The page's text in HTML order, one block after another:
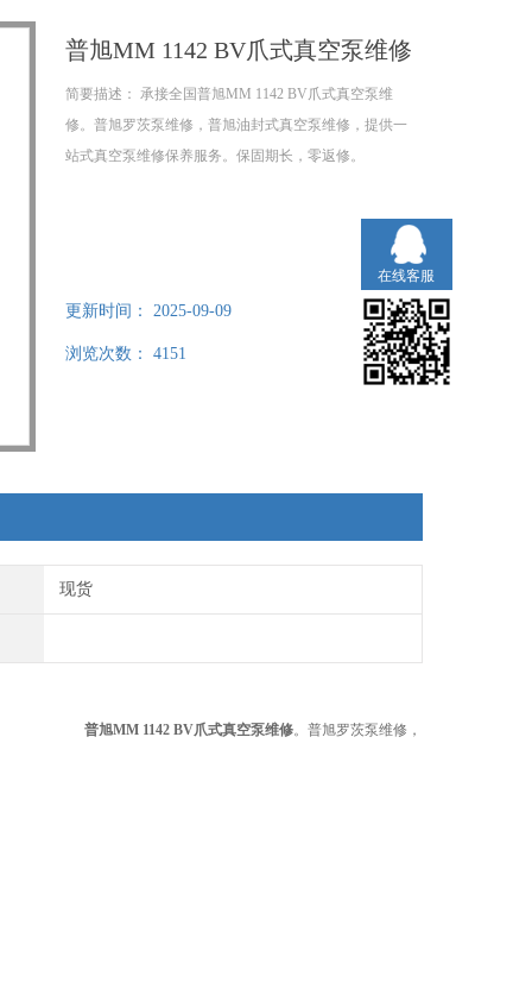
普旭MM 1142 BV爪式真空泵维修
简要描述： 承接全国普旭MM 1142 BV爪式真空泵维
修。普旭罗茨泵维修，普旭油封式真空泵维修，提供一
站式真空泵维修保养服务。保固期长，零返修。
更新时间： 2025-09-09
浏览次数： 4151
现货
普旭MM 1142 BV爪式真空泵维修。普旭罗茨泵维修，
在线客服